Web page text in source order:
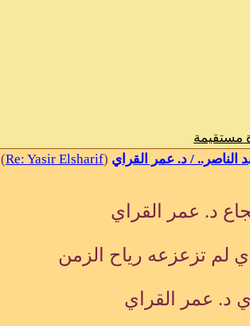
مستقيمة
(
Re: Yasir Elsharif
)
د. عمر القراي
لم تزعزعه رياح الزمن
د. عمر القراي